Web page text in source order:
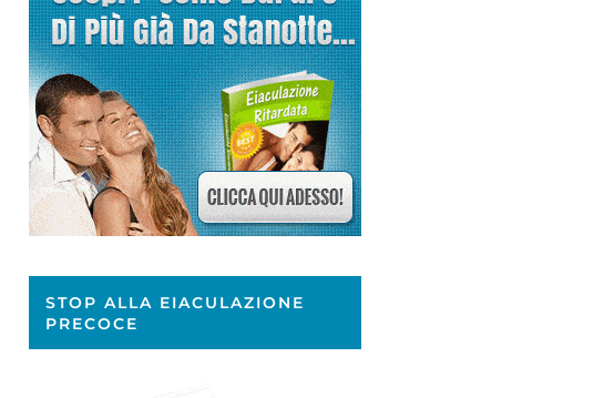
STOP ALLA EIACULAZIONE
PRECOCE